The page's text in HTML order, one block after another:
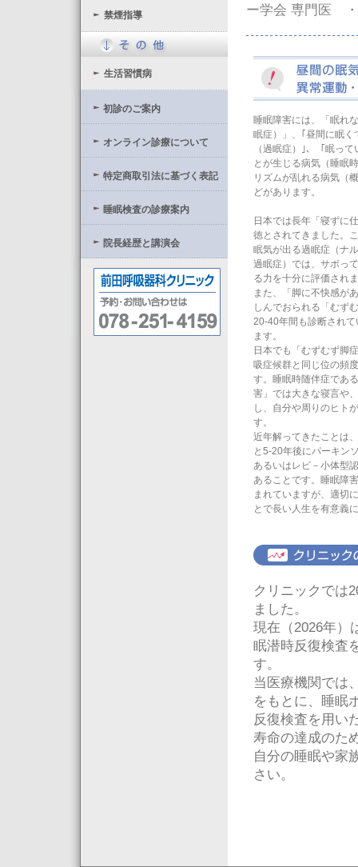
禁煙指導
生活習慣病
初診のご案内
オンライン診療について
特定商取引法に基づく表記
睡眠検査の診療案内
院長経歴と講演会
ー学会 専門医
睡眠障害には、「眠れ
眠症）」、｢昼間に眠く
（過眠症）｣、「眠っ
とが生じる病気（睡眠
リズムが乱れる病気（
どがあります。
日本では長年「寝ずに
徳とされてきました。
眠気が出る過眠症（ナ
過眠症）では、サボっ
る力を十分に評価され
また、「脚に不快感が
しんでおられる「むず
20‐40年間も診断され
ます。
日本でも「むずむず脚
吸症候群と同じ位の頻
す。睡眠時随伴症であ
害」では大きな寝言や
し、自分や周りのヒト
す。
近年解ってきたことは
と5‐20年後にパーキン
あるいはレビ－小体型
あることです。睡眠障
まれていますが、適切
とで長い人生を有意義
クリニックでは
ました。
現在（2026年）
眠潜時反復検査
す。
当医療機関では
をもとに、睡眠
反復検査を用い
寿命の達成のた
自分の睡眠や家
さい。